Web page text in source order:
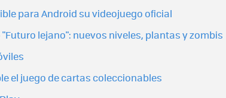
para Android su videojuego oficial
lejano": nuevos niveles, plantas y zombis
el juego de cartas coleccionables